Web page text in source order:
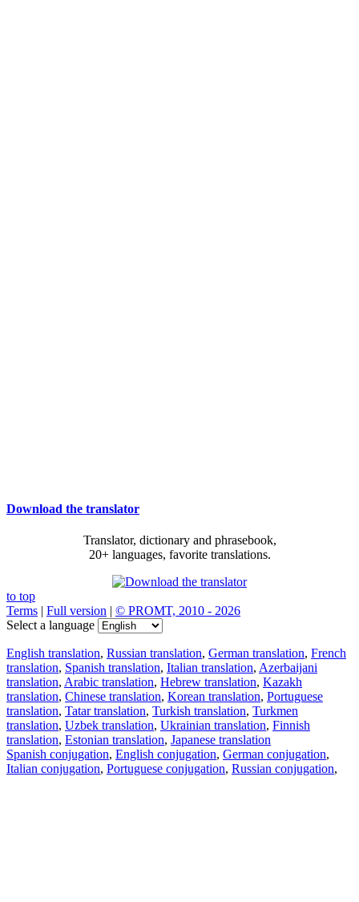
Download the translator
Translator, dictionary and phrasebook,
20+ languages, favorite translations.
to top
Terms | Full version | © PROMT, 2010 - 2026
Select a language
English translation, Russian translation, German translation, French
translation, Spanish translation, Italian translation, Azerbaijani
translation, Arabic translation, Hebrew translation, Kazakh
translation, Chinese translation, Korean translation, Portuguese
translation, Tatar translation, Turkish translation, Turkmen
translation, Uzbek translation, Ukrainian translation, Finnish
translation, Estonian translation, Japanese translation
Spanish conjugation, English conjugation, German conjugation,
Italian conjugation, Portuguese conjugation, Russian conjugation,